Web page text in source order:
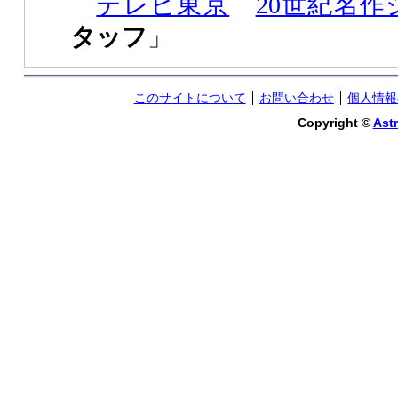
タッフ 」
このサイトについて お問い合わせ
個人情
Copyright ©